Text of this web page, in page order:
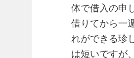
体で借入の申
借りてから一
れができる珍
は短いですが